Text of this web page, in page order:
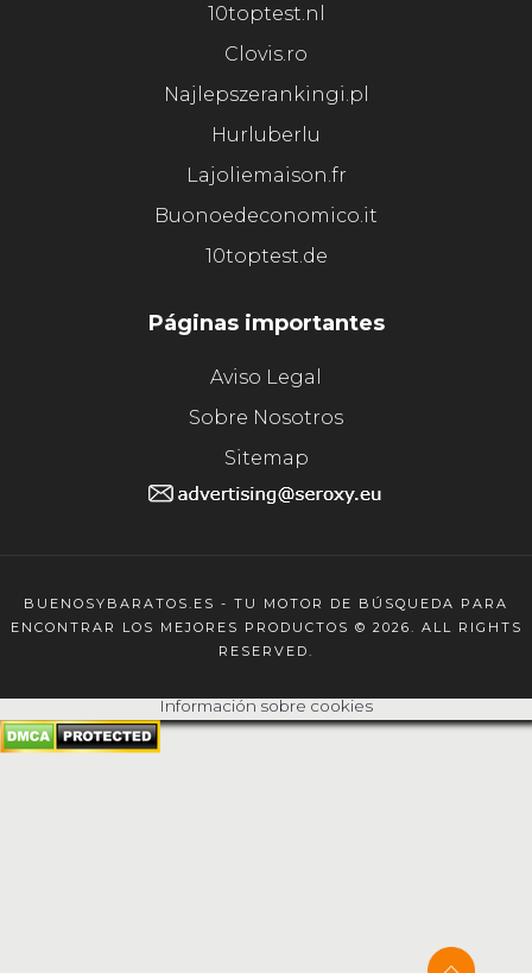
10toptest.nl
Clovis.ro
Najlepszerankingi.pl
Hurluberlu
Lajoliemaison.fr
Buonoedeconomico.it
10toptest.de
Páginas importantes
Aviso Legal
Sobre Nosotros
Sitemap
BUENOSYBARATOS.ES - TU MOTOR DE BÚSQUEDA PARA
ENCONTRAR LOS MEJORES PRODUCTOS © 2026. ALL RIGHTS
RESERVED.
Información sobre cookies